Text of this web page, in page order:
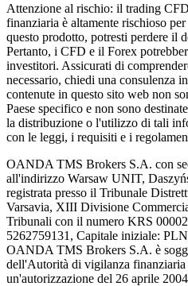
Attenzione al rischio: il trading
finanziaria è altamente rischioso
questo prodotto, potresti perdere il
Pertanto, i CFD e il Forex
investitori. Assicurati di
necessario, chiedi una consulenza
contenute in questo sito web non
Paese specifico e non sono
la distribuzione o l'utilizzo di tali
con le leggi, i requisiti e i
OANDA TMS Brokers S.A. con
all'indirizzo Warsaw UNIT,
registrata presso il Tribunale
Varsavia, XIII Divisione
Tribunali con il numero KRS
5262759131, Capitale iniziale:
OANDA TMS Brokers S.A. è
dell'Autorità di vigilanza finanziaria
un'autorizzazione del 26 aprile